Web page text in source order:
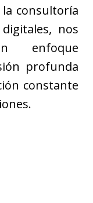
consultoría
nos
enfoque
profunda
constante